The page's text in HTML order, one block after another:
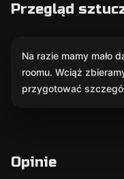
Przegląd
Na razie mamy mało
roomu. Wciąż
przygotować
Opinie